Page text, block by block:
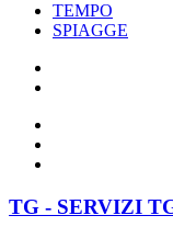
TEMPO
SPIAGGE
TG - SERVIZI